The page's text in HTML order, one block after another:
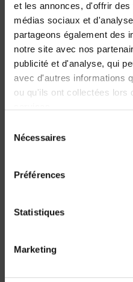
et les annonces, d'offrir
médias sociaux et
partageons également des
notre site avec nos
publicité et d'analyse, qui
avec d'autres informations
ou qu'ils ont collectées lors
Nécessaires
Préférences
Statistiques
Marketing
dans le